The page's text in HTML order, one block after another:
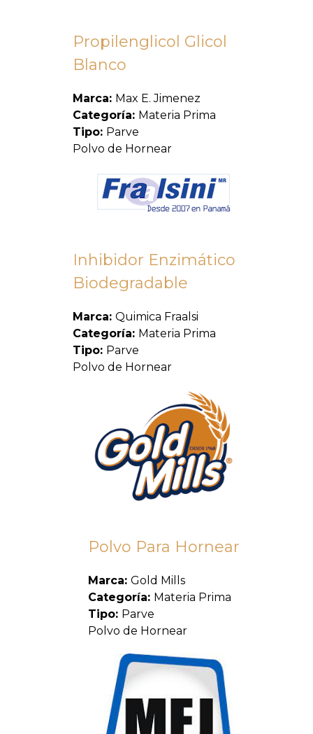
Propilenglicol Glicol
Blanco
Marca: Max E. Jimenez
Categoría: Materia Prima
Tipo: Parve
Polvo de Hornear
Inhibidor Enzimático
Biodegradable
Marca: Quimica Fraalsi
Categoría: Materia Prima
Tipo: Parve
Polvo de Hornear
Polvo Para Hornear
Marca: Gold Mills
Categoría: Materia Prima
Tipo: Parve
Polvo de Hornear